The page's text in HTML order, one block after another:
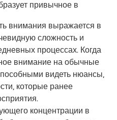
привычное в
внимания выражается в
сложность и
процессах. Когда
внимание на обычные
видеть нюансы,
которые ранее
концентрации в